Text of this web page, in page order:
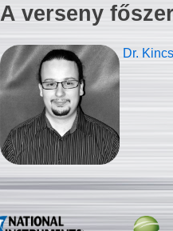
A verseny
Dr.